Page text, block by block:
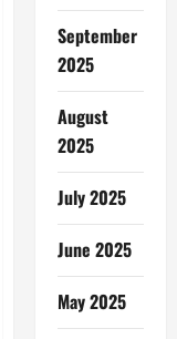
September
2025
August
2025
July 2025
June 2025
May 2025